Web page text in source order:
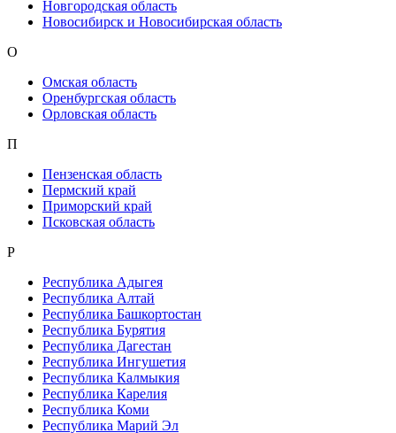
Новгородская область
Новосибирск и Новосибирская область
О
Омская область
Оренбургская область
Орловская область
П
Пензенская область
Пермский край
Приморский край
Псковская область
Р
Республика Адыгея
Республика Алтай
Республика Башкортостан
Республика Бурятия
Республика Дагестан
Республика Ингушетия
Республика Калмыкия
Республика Карелия
Республика Коми
Республика Марий Эл